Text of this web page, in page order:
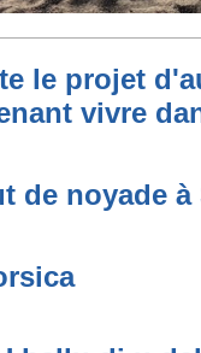
le projet
vivre
de noyade à